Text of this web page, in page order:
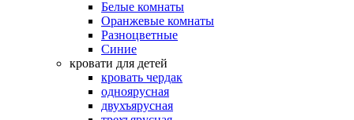
Белые комнаты
Оранжевые комнаты
Разноцветные
Синие
кровати для детей
кровать чердак
одноярусная
двухъярусная